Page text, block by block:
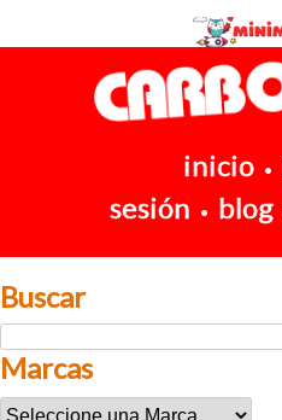
inicio •
sesión • blog
Buscar
Marcas